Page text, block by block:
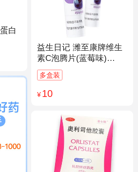
白
益生日记 潍至康牌维生
素C泡腾片(蓝莓味)
4.0g*20片
多盒装
¥10